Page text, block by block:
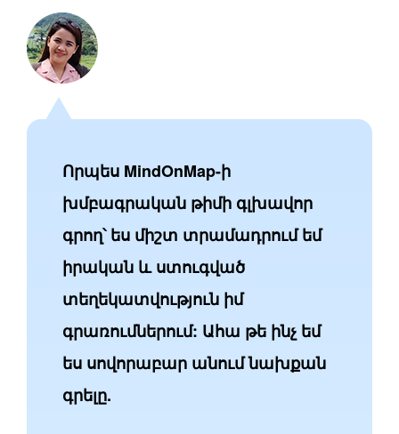
Որպես MindOnMap-ի
խմբագրական թիմի գլխավոր
գրող՝ ես միշտ տրամադրում եմ
իրական և ստուգված
տեղեկատվություն իմ
գրառումներում: Ահա թե ինչ եմ
ես սովորաբար անում նախքան
գրելը.